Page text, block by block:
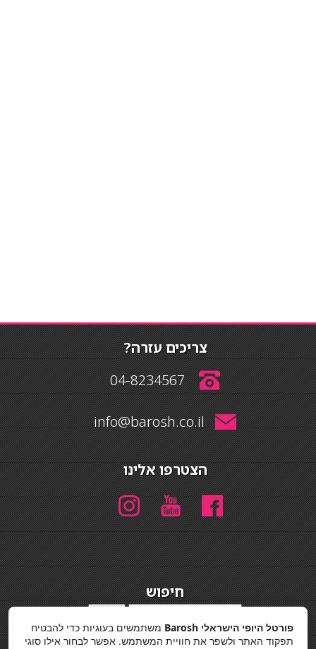
צריכים עזרה?
04-8234567
info@barosh.co.il
הצטרפו אלינו
חיפוש
מדיניות פרטיות
פורטל היופי הישראלי Barosh
משתמשים בעוגיות כדי להבטיח
תפקוד האתר ולשפר את חוויית המשתמש. אפשר לבחור אילו סוגי